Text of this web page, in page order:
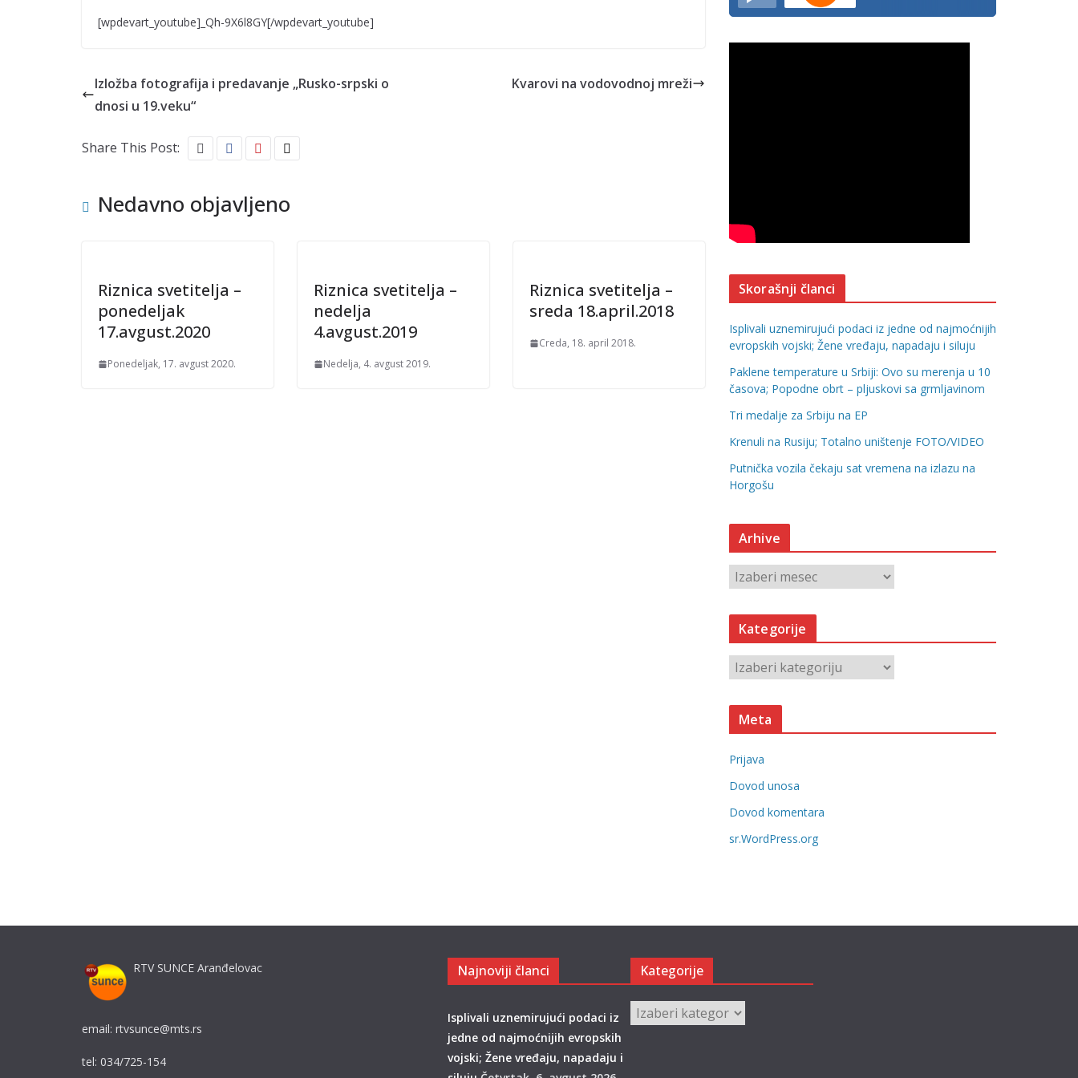
[wpdevart_youtube]_Qh-9X6l8GY[/wpdevart_youtube]
Izložba fotografija i predavanje „Rusko-srpski o
dnosi u 19.veku“
Kvarovi na vodovodnoj mreži
Share This Post:
Nedavno objavljeno
Riznica svetitelja –
ponedeljak
17.avgust.2020
Ponedeljak, 17. avgust 2020.
Riznica svetitelja –
nedelja
4.avgust.2019
Nedelja, 4. avgust 2019.
Riznica svetitelja –
sreda 18.april.2018
Creda, 18. april 2018.
Skorašnji članci
Isplivali uznemirujući podaci iz jedne od najmoćnijih
evropskih vojski; Žene vređaju, napadaju i siluju
Paklene temperature u Srbiji: Ovo su merenja u 10
časova; Popodne obrt – pljuskovi sa grmljavinom
Tri medalje za Srbiju na EP
Krenuli na Rusiju; Totalno uništenje FOTO/VIDEO
Putnička vozila čekaju sat vremena na izlazu na
Horgošu
Arhive
r
h
v
Kategorije
a
t
o
r
i
e
Meta
Prijava
Dovod unosa
Dovod komentara
sr.WordPress.org
RTV SUNCE Aranđelovac
email: rtvsunce@mts.rs
tel: 034/725-154
Najnoviji članci
Isplivali uznemirujući podaci iz
jedne od najmoćnijih evropskih
vojski; Žene vređaju, napadaju i
Kategorije
Kategorije